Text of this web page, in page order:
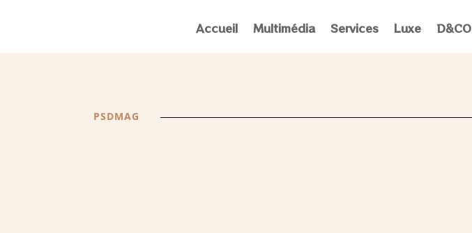
Accueil Multimédia Services Luxe D&CO
PSDMAG